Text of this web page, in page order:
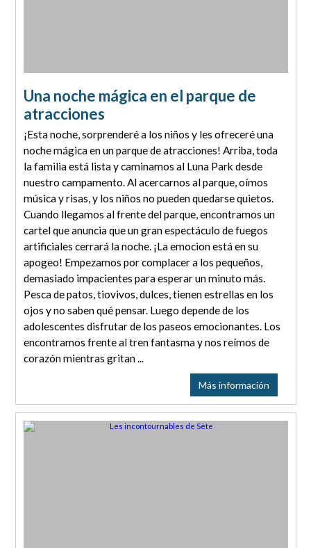
Una noche mágica en el parque de
atracciones
¡Esta noche, sorprenderé a los niños y les ofreceré una
noche mágica en un parque de atracciones! Arriba, toda
la familia está lista y caminamos al Luna Park desde
nuestro campamento. Al acercarnos al parque, oímos
música y risas, y los niños no pueden quedarse quietos.
Cuando llegamos al frente del parque, encontramos un
cartel que anuncia que un gran espectáculo de fuegos
artificiales cerrará la noche. ¡La emocion está en su
apogeo! Empezamos por complacer a los pequeños,
demasiado impacientes para esperar un minuto más.
Pesca de patos, tiovivos, dulces, tienen estrellas en los
ojos y no saben qué pensar. Luego depende de los
adolescentes disfrutar de los paseos emocionantes. Los
encontramos frente al tren fantasma y nos reímos de
corazón mientras gritan ...
Más información